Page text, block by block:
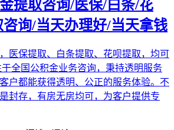
提取咨询/医保/白条/花
询/当天办理好/当天拿钱
医保提取、白条提取、花呗提取，均可
全国公积金业务咨询，秉持透明服务
户都能获得透明、公正的服务体验。不
封存，有房无房均可，为客户提供专